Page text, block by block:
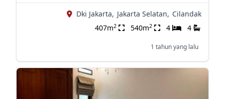
Dki Jakarta, Jakarta Selatan, Cilandak
407m2 540m2 4 4
1 tahun yang lalu